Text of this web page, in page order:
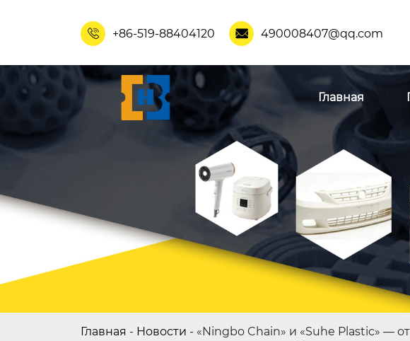
 +86-519-88404120  490008407@qq.com
Главная
Главная - Новости - «Ningbo Chain» и «Suhe Plastic» —